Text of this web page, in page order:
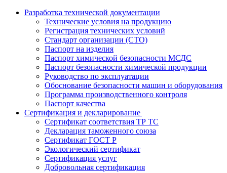
Разработка технической документации
Технические условия на продукцию
Регистрация технических условий
Стандарт организации (СТО)
Паспорт на изделия
Паспорт химической безопасности МСДС
Паспорт безопасности химической продукции
Руководство по эксплуатации
Обоснование безопасности машин и оборудования
Программа производственного контроля
Паспорт качества
Сертификация и декларирование
Сертификат соответствия ТР ТС
Декларация таможенного союза
Сертификат ГОСТ Р
Экологический сертификат
Сертификация услуг
Добровольная сертификация